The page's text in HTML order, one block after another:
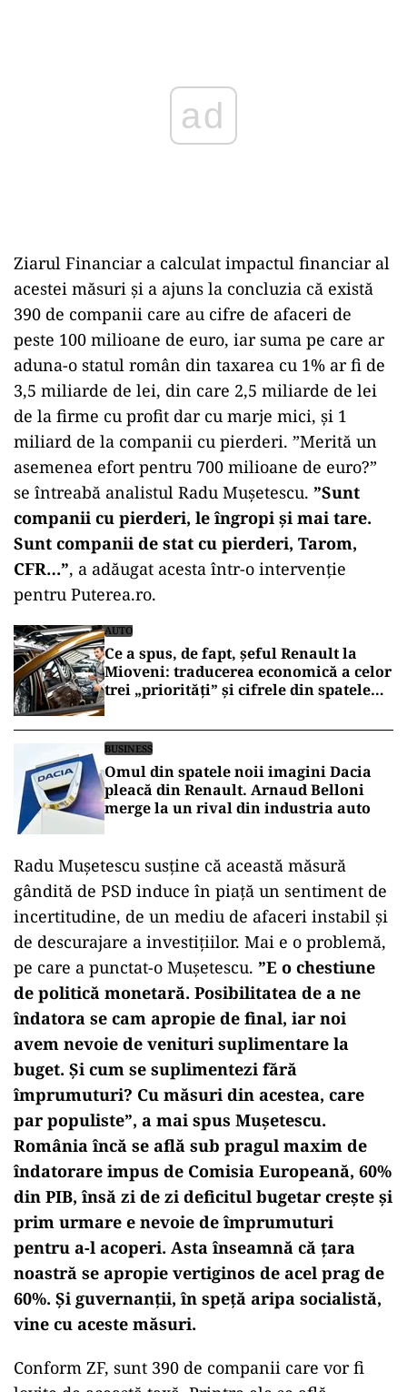
Ziarul Financiar a calculat impactul financiar al
acestei măsuri și a ajuns la concluzia că există
390 de companii care au cifre de afaceri de
peste 100 milioane de euro, iar suma pe care ar
aduna-o statul român din taxarea cu 1% ar fi de
3,5 miliarde de lei, din care 2,5 miliarde de lei
de la firme cu profit dar cu marje mici, și 1
miliard de la companii cu pierderi. ”Merită un
asemenea efort pentru 700 milioane de euro?”
se întreabă analistul Radu Mușetescu. ”Sunt
companii cu pierderi, le îngropi și mai tare.
Sunt companii de stat cu pierderi, Tarom,
CFR…”, a adăugat acesta într-o intervenție
pentru Puterea.ro.
AUTO
Ce a spus, de fapt, șeful Renault la
Mioveni: traducerea economică a celor
trei „priorități” și cifrele din spatele
BUSINESS
Omul din spatele noii imagini Dacia
pleacă din Renault. Arnaud Belloni
merge la un rival din industria auto
Radu Mușetescu susține că această măsură
gândită de PSD induce în piață un sentiment de
incertitudine, de un mediu de afaceri instabil și
de descurajare a investițiilor. Mai e o problemă,
pe care a punctat-o Mușetescu. ”E o chestiune
de politică monetară. Posibilitatea de a ne
îndatora se cam apropie de final, iar noi
avem nevoie de venituri suplimentare la
buget. Și cum se suplimentezi fără
împrumuturi? Cu măsuri din acestea, care
par populiste”, a mai spus Mușetescu.
România încă se află sub pragul maxim de
îndatorare impus de Comisia Europeană, 60%
din PIB, însă zi de zi deficitul bugetar crește și
prim urmare e nevoie de împrumuturi
pentru a-l acoperi. Asta înseamnă că țara
noastră se apropie vertiginos de acel prag de
60%. Și guvernanții, în speță aripa socialistă,
vine cu aceste măsuri.
Conform ZF, sunt 390 de companii care vor fi